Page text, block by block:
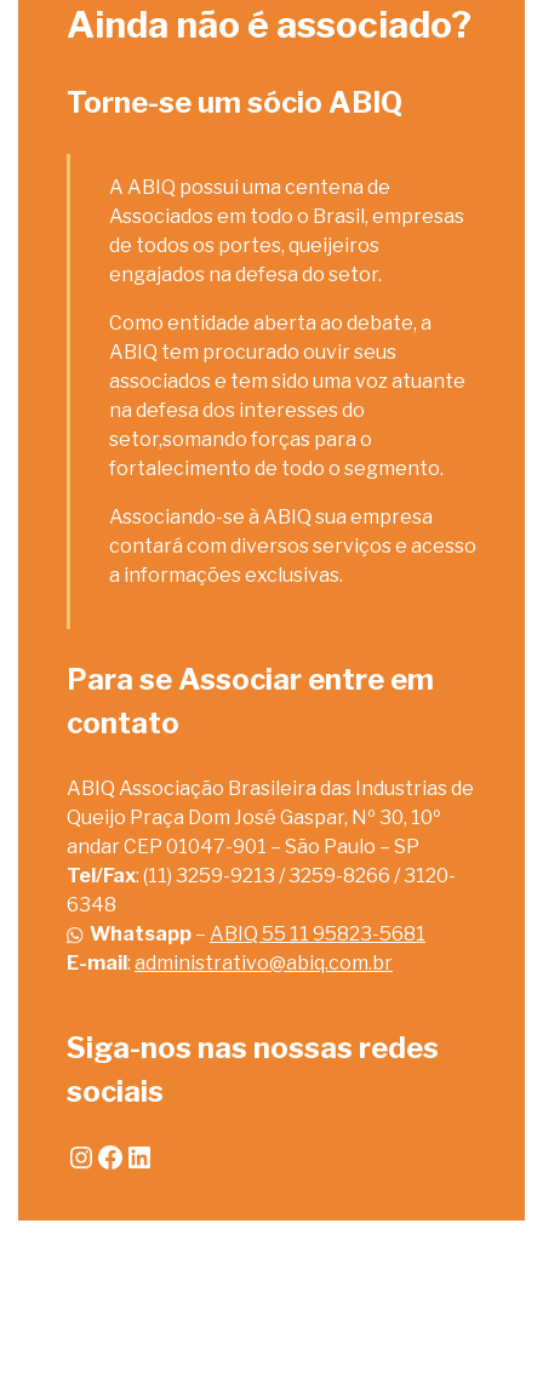
Ainda não é associado?
Torne-se um sócio ABIQ
A ABIQ possui uma centena de
Associados em todo o Brasil, empresas
de todos os portes, queijeiros
engajados na defesa do setor.
Como entidade aberta ao debate, a
ABIQ tem procurado ouvir seus
associados e tem sido uma voz atuante
na defesa dos interesses do
setor,somando forças para o
fortalecimento de todo o segmento.
Associando-se à ABIQ sua empresa
contará com diversos serviços e acesso
a informações exclusivas.
Para se Associar entre em
contato
ABIQ Associação Brasileira das Industrias de
Queijo Praça Dom José Gaspar, Nº 30, 10º
andar CEP 01047-901 – São Paulo – SP
Tel/Fax: (11) 3259-9213 / 3259-8266 / 3120-
6348
Whatsapp – ABIQ 55 11 95823-5681
E-mail: administrativo@abiq.com.br
Siga-nos nas nossas redes
sociais
Instagram
Facebook
LinkedIn